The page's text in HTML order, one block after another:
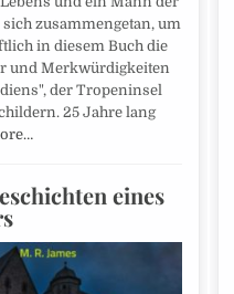
sich zusammengetan, um
in diesem Buch die
und Merkwürdigkeiten
der Tropeninsel
25 Jahre lang
eines